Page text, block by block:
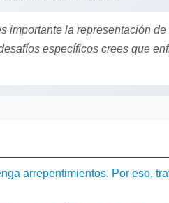
importante la representación
específicos crees que
arrepentimientos. Por eso,